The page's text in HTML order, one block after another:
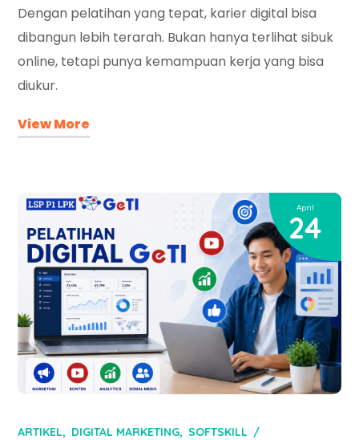
Dengan pelatihan yang tepat, karier digital bisa
dibangun lebih terarah. Bukan hanya terlihat sibuk
online, tetapi punya kemampuan kerja yang bisa
diukur.
View More
April
24
ARTIKEL DIGITAL MARKETING
SOFTSKILL